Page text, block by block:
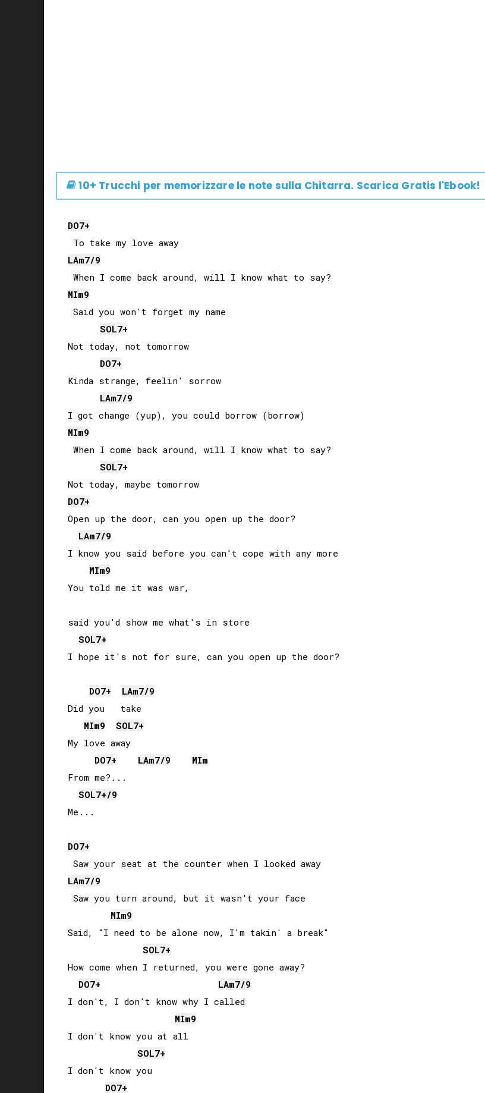
10+ Trucchi per memorizzare le note sulla Chitarra. Scarica Gratis l'Ebook!
DO7+
LAm7/9
MIm9
Said you won't forget my name
SOL7+
Not today, not tomorrow
DO7+
Kinda strange, feelin' sorrow
LAm7/9
MIm9
When I come back around, will I know what to say?
SOL7+
DO7+
Open up the door, can you open up the door?
LAm7/9
I know you said before you can't cope with any more
MIm9
You told me it was war,
said you'd show me what's in store
SOL7+
I hope it's not for sure, can you open up the door?
DO7+ LAm7/9
Did you   take
MIm9 SOL7+
My love away
DO7+ LAm7/9 MIm
From me?...
SOL7+/9
Me...
DO7+
LAm7/9
Saw you turn around, but it wasn't your face
MIm9
Said, "I need to be alone now, I'm takin' a break"
SOL7+
How come when I returned, you were gone away?
DO7+ LAm7/9
I don't, I don't know why I called
MIm9
I don't know you at all
SOL7+
I don't know you
DO7+